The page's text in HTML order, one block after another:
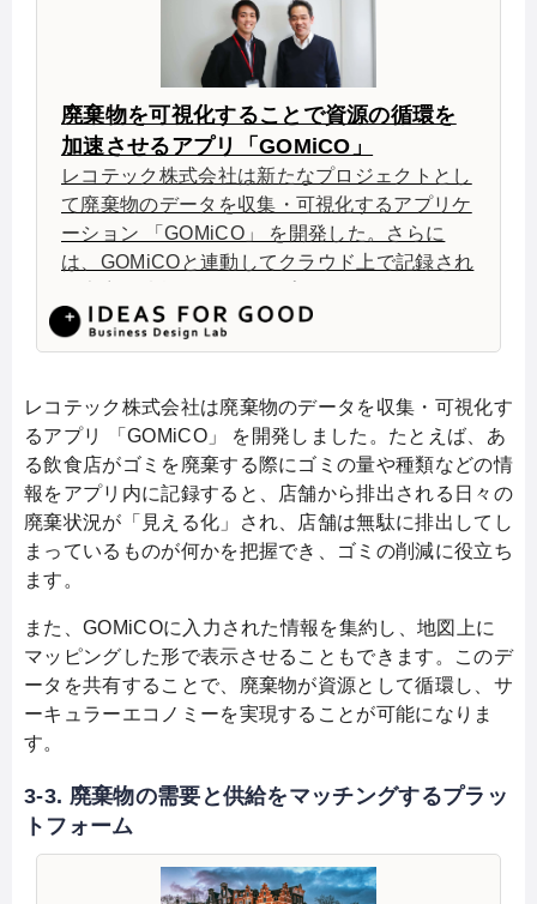
廃棄物を可視化することで資源の循環を
加速させるアプリ「GOMiCO」
レコテック株式会社は新たなプロジェクトとし
て廃棄物のデータを収集・可視化するアプリケ
ーション 「GOMiCO」 を開発した。さらに
は、GOMiCOと連動してクラウド上で記録され
Material Pool Systemを作成し、GOMiCOに入
力された情報を集約し、地図上にマッピングし
棄物が資源として循環し、サーキュラーエコノ
ミーを実現することが可能になる。
レコテック株式会社は廃棄物のデータを収集・可視化す
るアプリ 「GOMiCO」 を開発しました。たとえば、あ
る飲食店がゴミを廃棄する際にゴミの量や種類などの情
報をアプリ内に記録すると、店舗から排出される日々の
廃棄状況が「見える化」され、店舗は無駄に排出してし
まっているものが何かを把握でき、ゴミの削減に役立ち
ます。
また、GOMiCOに入力された情報を集約し、地図上に
マッピングした形で表示させることもできます。このデ
ータを共有することで、廃棄物が資源として循環し、サ
ーキュラーエコノミーを実現することが可能になりま
す。
3-3. 廃棄物の需要と供給をマッチングするプラッ
トフォーム